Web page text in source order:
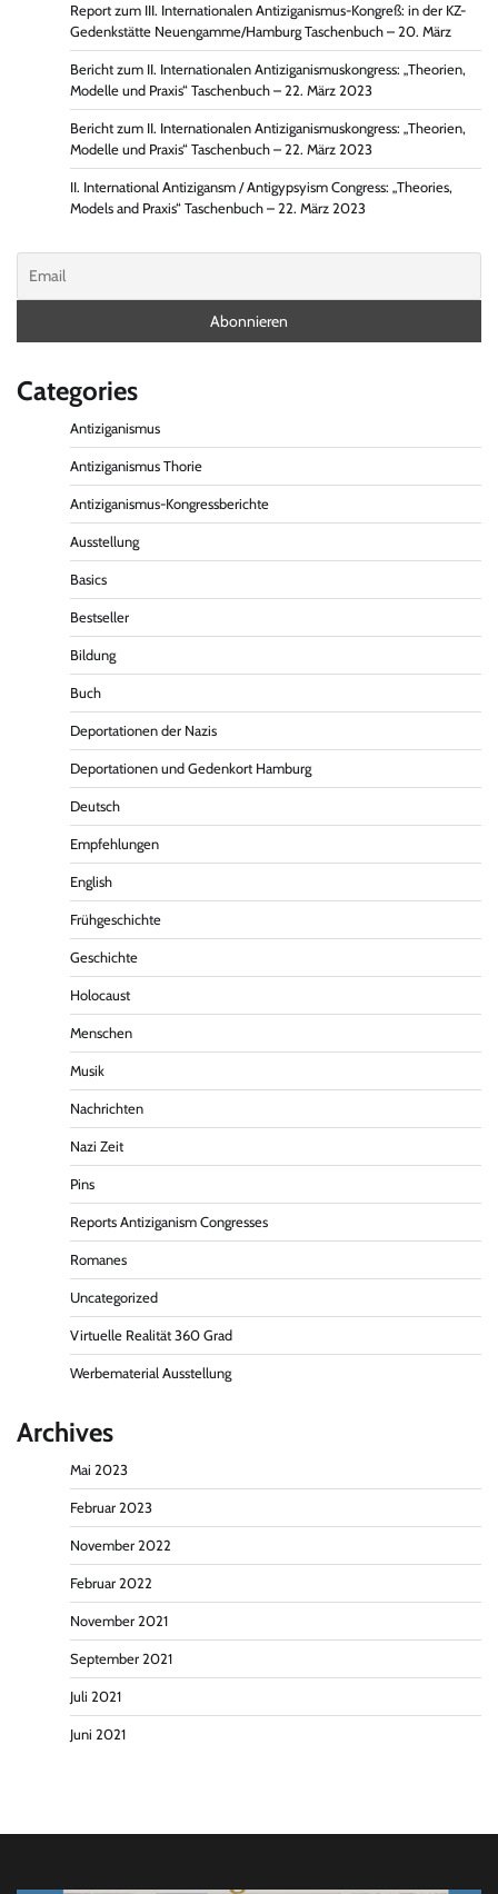
Report zum III. Internationalen Antiziganismus-Kongreß: in der KZ-
Gedenkstätte Neuengamme/Hamburg Taschenbuch – 20. März
Bericht zum II. Internationalen Antiziganismuskongress: „Theorien,
Modelle und Praxis“ Taschenbuch – 22. März 2023
Bericht zum II. Internationalen Antiziganismuskongress: „Theorien,
Modelle und Praxis“ Taschenbuch – 22. März 2023
II. International Antizigansm / Antigypsyism Congress: „Theories,
Models and Praxis“ Taschenbuch – 22. März 2023
Categories
Antiziganismus
Antiziganismus Thorie
Antiziganismus-Kongressberichte
Ausstellung
Basics
Bestseller
Bildung
Buch
Deportationen der Nazis
Deportationen und Gedenkort Hamburg
Deutsch
Empfehlungen
English
Frühgeschichte
Geschichte
Holocaust
Menschen
Musik
Nachrichten
Nazi Zeit
Pins
Reports Antiziganism Congresses
Romanes
Uncategorized
Virtuelle Realität 360 Grad
Werbematerial Ausstellung
Archives
Mai 2023
Februar 2023
November 2022
Februar 2022
November 2021
September 2021
Juli 2021
Juni 2021